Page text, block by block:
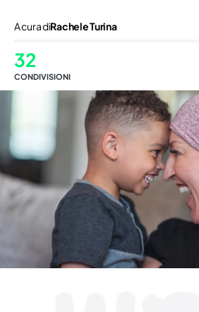
A cura diRachele Turina
32
CONDIVISIONI